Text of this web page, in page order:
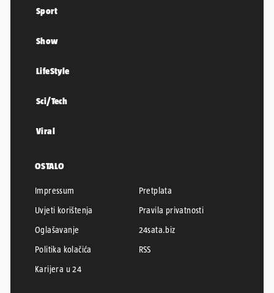
Sport
Show
LifeStyle
Sci/Tech
Viral
OSTALO
Impressum
Pretplata
Uvjeti korištenja
Pravila privatnosti
Oglašavanje
24sata.biz
Politika kolačića
RSS
Karijera u 24